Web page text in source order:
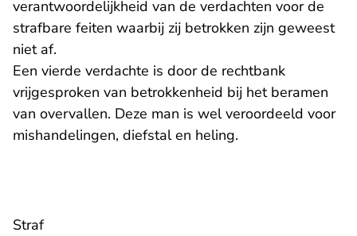
verantwoordelijkheid van de verdachten voor de
strafbare feiten waarbij zij betrokken zijn geweest
niet af.
Een vierde verdachte is door de rechtbank
vrijgesproken van betrokkenheid bij het beramen
van overvallen. Deze man is wel veroordeeld voor
mishandelingen, diefstal en heling.
Straf